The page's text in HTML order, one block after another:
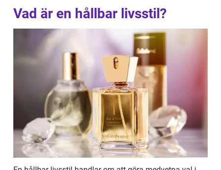
Vad är en hållbar livsstil?